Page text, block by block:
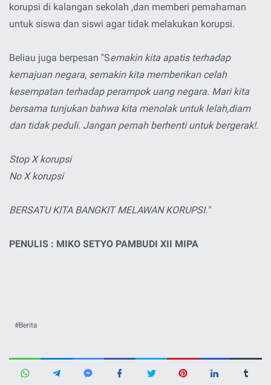
korupsi di kalangan sekolah ,dan memberi pemahaman
untuk siswa dan siswi agar tidak melakukan korupsi.
Beliau juga berpesan "Semakin kita apatis terhadap
kemajuan negara, semakin kita memberikan celah
kesempatan terhadap perampok uang negara. Mari kita
bersama tunjukan bahwa kita menolak untuk lelah,diam
dan tidak peduli. Jangan pernah berhenti untuk bergerak!.
Stop X korupsi
No X korupsi
BERSATU KITA BANGKIT MELAWAN KORUPSI."
PENULIS : MIKO SETYO PAMBUDI XII MIPA
Berita